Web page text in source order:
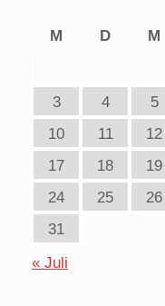
M
D M
3
4 5
10
11 12
17
18 19
24
25 26
31
« Juli